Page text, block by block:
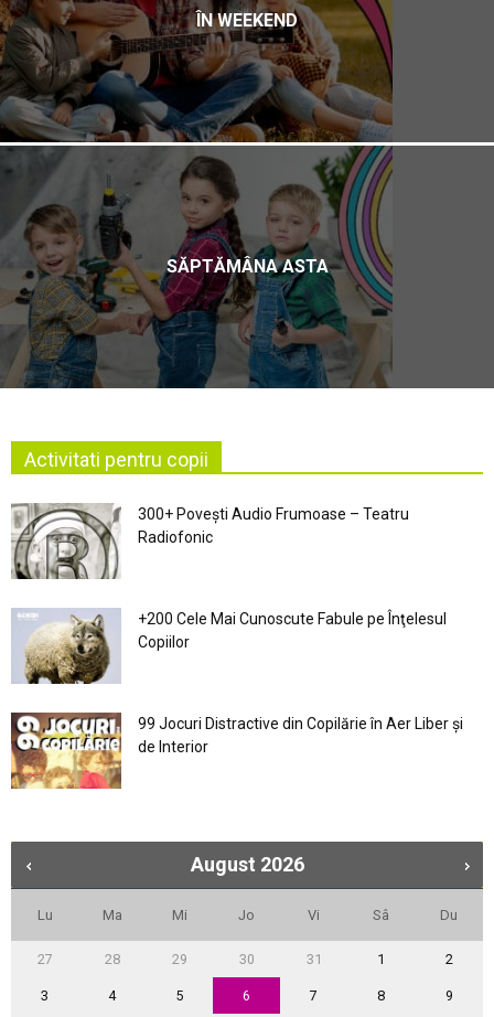
ÎN WEEKEND
SĂPTĂMÂNA ASTA
Activitati pentru copii
300+ Povești Audio Frumoase – Teatru
Radiofonic
+200 Cele Mai Cunoscute Fabule pe Înţelesul
Copiilor
99 Jocuri Distractive din Copilărie în Aer Liber şi
de Interior
August 2026
Lu Ma Mi Jo Vi Sâ Du
27 28 29 30 31 1 2
3 4 5 6 7 8 9